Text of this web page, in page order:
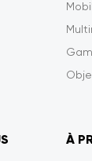
À